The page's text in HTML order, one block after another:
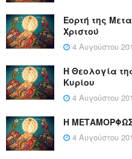
Εορτή της
Χριστού
4 Αυγούστου
Η Θεολογία
Κυρίου
4 Αυγούστου
Η
4 Αυγούστου